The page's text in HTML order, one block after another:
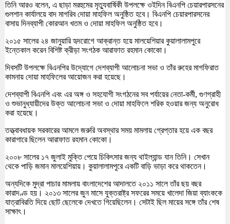
তিনি আরও বলেন, এ ছাড়া মরহুমের মৃত্যুবার্ষিকী উপলক্ষে ওইদিন বিএনপি চেয়ারপারসনের
গুলশান কার্যালয়ে বাদ মাগরিব দোয়া মাহফিল অনুষ্ঠিত হবে। বিএনপি চেয়ারপারসনের
বাসায় দিনব্যাপী কোরআন খতম ও দোয়া মাহফিল অনুষ্ঠিত হবে।
২০১৫ সালের ২৪ জানুয়ারি হৃদরোগে আক্রান্ত হয়ে মালয়েশিয়ার কুয়ালালামপুরে
ইন্তেকাল করেন বিশিষ্ট ক্রীড়া সংগঠক আরাফাত রহমান কোকো।
দিবসটি উপলক্ষে বিএনপির উদ্যোগে দেশব্যাপী আলোচনা সভা ও তাঁর রুহের মাগফিরাত
কামনায় দোয়া মাহফিলের আয়োজন করা হয়েছে।
দেশব্যাপী বিএনপি এবং এর অঙ্গ ও সহযোগী সংগঠনের সব পর্যায়ের নেতা-কর্মী, গুণগ্রাহী
ও শুভানুধ্যায়ীদের উক্ত আলোচনা সভা ও দোয়া মাহফিলে শরিক হওয়ার জন্য অনুরোধ
করা হয়েছে।
তত্ত্বাবধায়ক সরকারের আমলে জরুরি অবস্থার সময় মামলায় গ্রেপ্তার হয়ে এক বছর
কারাগারে ছিলেন আরাফাত রহমান কোকো।
২০০৮ সালের ১৭ জুলাই মুক্তি পেয়ে চিকিৎসার জন্য থাইল্যান্ড যান তিনি। সেখান
থেকে পাড়ি জমান মালয়েশিয়ায়। কুয়ালালামপুরে একটি বাড়ি ভাড়া করে থাকতেন।
অন্যদিকে মুদ্রা পাচার মামলায় বাংলাদেশের আদালতে ২০১১ সালে তাঁর ছয় বছর
কারাদণ্ড হয়। ২০১৩ সালের জুন মাসে যুক্তরাষ্ট্র সফরের সময়ে খালেদা জিয়া ব্যাংককে
যাত্রাবিরতি দিয়ে ছোট ছেলেকে দেখতে গিয়েছিলেন। সেটাই ছিল মায়ের সঙ্গে তাঁর শেষ
সাক্ষাৎ।